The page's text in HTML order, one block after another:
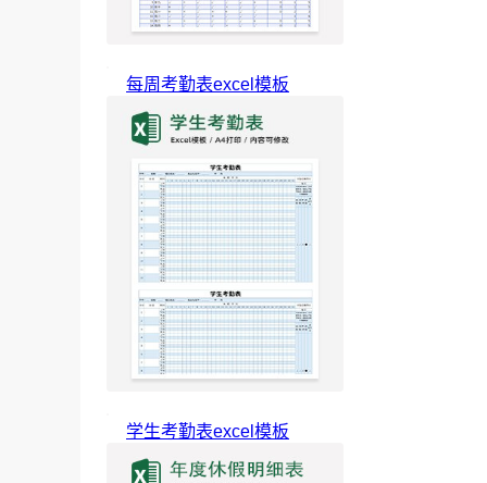
每周考勤表excel模板
学生考勤表excel模板